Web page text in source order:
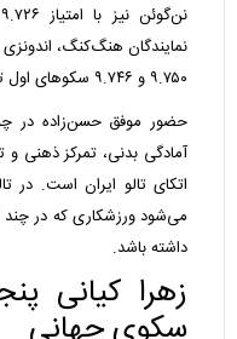
۹.۷۵۰ و ۹.۷۴۶ سکوهای اول تا سوم را به دست آوردند.
حضور موفق حسن‌زاده در
آمادگی بدنی، تمرکز ذهنی و
اتکای تالو ایران است. در
می‌شود ورزشکاری که در چند
داشته باشد.
زهرا کیانی